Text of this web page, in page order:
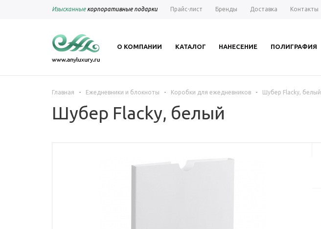
Изысканныекорпоративные подарки Прайс-лист Бренды Доставка Контакты
О КОМПАНИИ КАТАЛОГ НАНЕСЕНИЕ ПОЛИГРАФИЯ
Главная - Ежедневники и блокноты - Коробки для ежедневников - Шубер Flacky, белый
Шубер Flacky, белый